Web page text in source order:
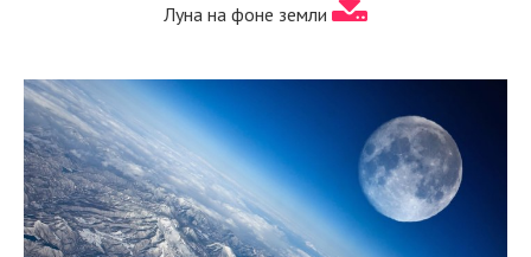
Луна на фоне земли